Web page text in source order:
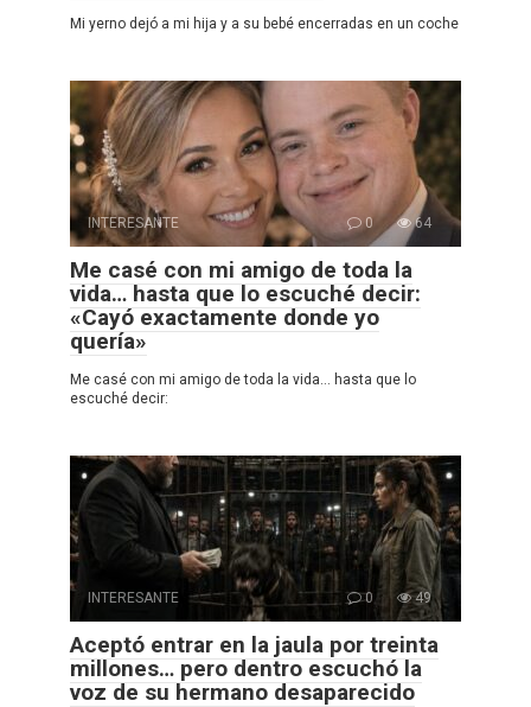
Mi yerno dejó a mi hija y a su bebé encerradas en un coche
INTERESANTE 0 64
Me casé con mi amigo de toda la
vida… hasta que lo escuché decir:
«Cayó exactamente donde yo
quería»
Me casé con mi amigo de toda la vida… hasta que lo
escuché decir:
INTERESANTE 0 49
Aceptó entrar en la jaula por treinta
millones… pero dentro escuchó la
voz de su hermano desaparecido